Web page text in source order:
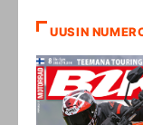
UUSIN